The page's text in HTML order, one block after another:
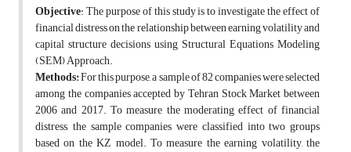
Objective: The purpose of this study is to investigate the effect of
financial distress on the relationship between earning volatility and
capital structure decisions using Structural Equations Modeling
(SEM) Approach.
Methods:For this purpose, a sample of 82 companies were selected
among the companies accepted by Tehran Stock Market between
2006 and 2017. To measure the moderating effect of financial
distress, the sample companies were classified into two groups
based on the KZ model. To measure the earning volatility, the